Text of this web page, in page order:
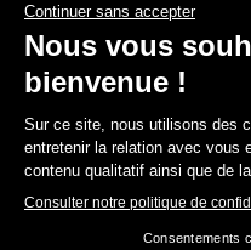
39 000 € TVAC
32 231 €